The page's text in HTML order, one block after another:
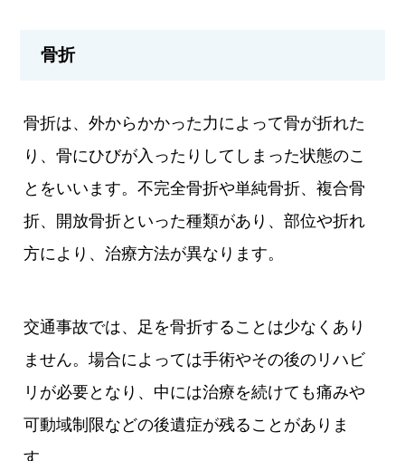
骨折
骨折は、外からかかった力によって骨が折れた
り、骨にひびが入ったりしてしまった状態のこ
とをいいます。不完全骨折や単純骨折、複合骨
折、開放骨折といった種類があり、部位や折れ
方により、治療方法が異なります。
交通事故では、足を骨折することは少なくあり
ません。場合によっては手術やその後のリハビ
リが必要となり、中には治療を続けても痛みや
可動域制限などの後遺症が残ることがありま